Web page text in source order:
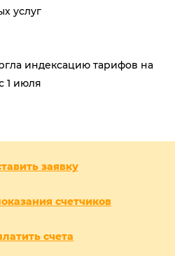
услуг
индексацию тарифов на
1 июля
заявку
счетчиков
счета